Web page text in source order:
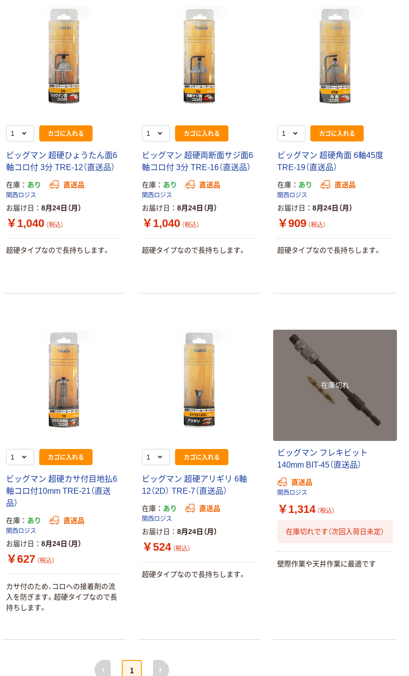
カゴに入れる
ビッグマン 超硬ひょうたん面6
軸コロ付 3分 TRE-12（直送品）
在庫 あり 直送品
関西ロジス
お届け日 8月24日（月）
￥1,040 （税込）
超硬タイプなので長持ちします。
カゴに入れる
ビッグマン 超硬両断面サジ面6
軸コロ付 3分 TRE-16（直送品）
在庫 あり 直送品
関西ロジス
お届け日 8月24日（月）
￥1,040 （税込）
超硬タイプなので長持ちします。
カゴに入れる
ビッグマン 超硬角面 6軸45度
TRE-19（直送品）
在庫 あり 直送品
関西ロジス
お届け日 8月24日（月）
￥909 （税込）
超硬タイプなので長持ちします。
カゴに入れる
ビッグマン 超硬カサ付目地払6
軸コロ付10mm TRE-21（直送
品）
在庫 あり 直送品
関西ロジス
お届け日 8月24日（月）
￥627 （税込）
カサ付のため、コロへの接着剤の流
入を防ぎます。超硬タイプなので長
持ちします。
カゴに入れる
ビッグマン 超硬アリギリ 6軸
12（2D） TRE-7（直送品）
在庫 あり 直送品
関西ロジス
お届け日 8月24日（月）
￥524 （税込）
超硬タイプなので長持ちします。
在庫切れ
ビッグマン フレキビット
140mm BIT-45（直送品）
直送品
関西ロジス
￥1,314 （税込）
在庫切れです（次回入荷日未定）
壁際作業や天井作業に最適です
前へ
1
次へ